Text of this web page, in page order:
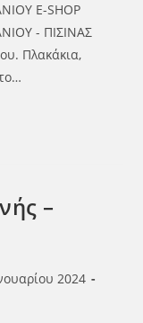
E-SHOP
- ΠΙΣΙΝΑΣ
Πλακάκια,
–
2024